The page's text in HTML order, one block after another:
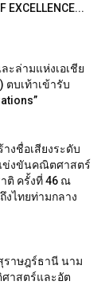
EXCELLENCE...
ล่ามแห่งเอเชีย
ตบเท้าเข้ารับ
งชื่อเสียงระดับ
ข่งขันคณิตศาสตร์
ติ ครั้งที่ 46 ณ
งไทยท่ามกลาง
ราษฎร์ธานี นาม
ศาสตร์และอัต